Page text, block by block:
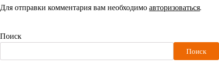
Для отправки комментария вам необходимоавторизоваться.
Поиск
Поиск